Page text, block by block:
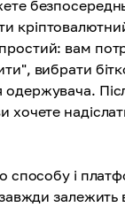
вам
вибрати
хочете
способу і
залежить